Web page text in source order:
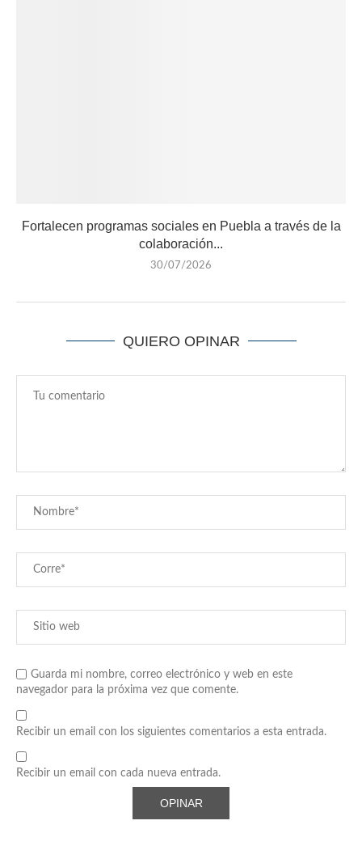
Fortalecen programas sociales en Puebla a través de la
colaboración...
30/07/2026
QUIERO OPINAR
Guarda mi nombre, correo electrónico y web en este
navegador para la próxima vez que comente.
Recibir un email con los siguientes comentarios a esta entrada.
Recibir un email con cada nueva entrada.